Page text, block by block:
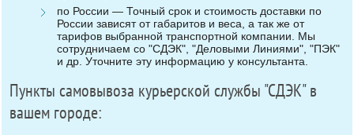
по России — Точный срок и стоимость доставки по
России зависят от габаритов и веса, а так же от
тарифов выбранной транспортной компании. Мы
сотрудничаем со "СДЭК", "Деловыми Линиями", "ПЭК"
и др. Уточните эту информацию у консультанта.
Пункты самовывоза курьерской службы "СДЭК" в
вашем городе: